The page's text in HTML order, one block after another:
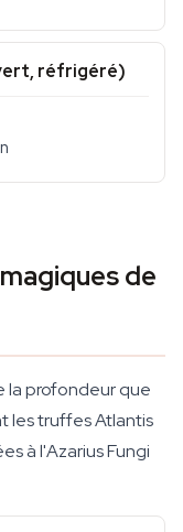
réfrigéré)
de
la profondeur que
les truffes Atlantis
à l'Azarius Fungi